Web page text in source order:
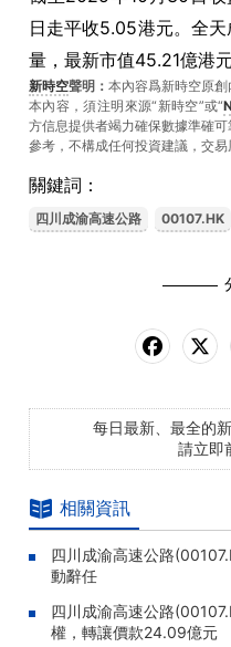
日走平收5.05港元。全
量，最新市值45.21億港元
新時空聲明： 本內容爲新時空原
本內容，須注明來源“新時空”或“
方信息提供者竭力確保數據準確
參考，不構成任何投資建議，交易
關鍵詞：
四川成渝高速公路 00107.HK
每日最新、最全的
請立即
相關資訊
四川成渝高速公路
動辭任
四川成渝高速公路
權，轉讓價款24.09億元